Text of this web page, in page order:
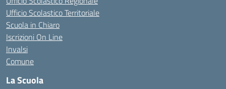
Ufficio Scolastico Territoriale
Scuola in Chiaro
Iscrizioni On Line
Invalsi
Comune
La Scuola